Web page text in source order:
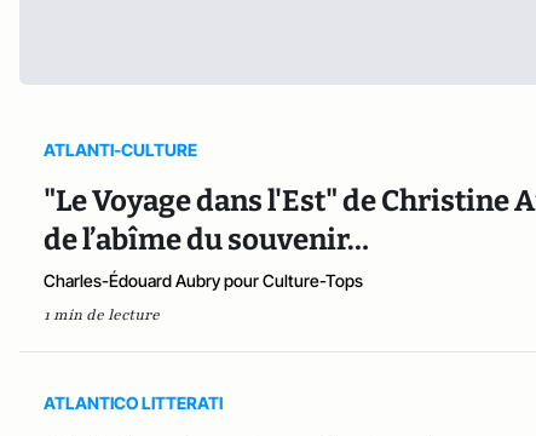
ATLANTI-CULTURE
"Le Voyage dans l'Est" de Christine
de l’abîme du souvenir…
Charles-Édouard Aubry pour Culture-Tops
1 min de lecture
ATLANTICO LITTERATI